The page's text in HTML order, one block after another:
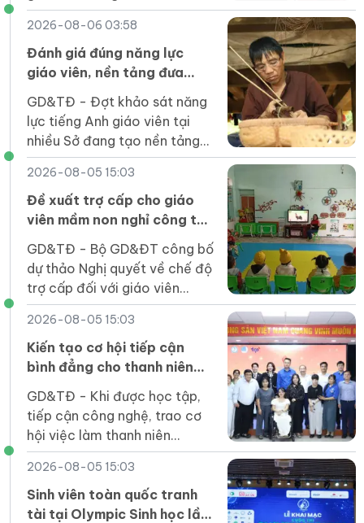
lượng dạy học.
2026-08-06 03:58
Đánh giá đúng năng lực
giáo viên, nền tảng đưa
tiếng Anh thành ngôn ngữ
thứ hai
GD&TĐ - Đợt khảo sát năng
lực tiếng Anh giáo viên tại
nhiều Sở đang tạo nền tảng
dữ liệu để xây dựng kế hoạch
bồi dưỡng hiệu quả, thực
chất.
2026-08-05 15:03
Đề xuất trợ cấp cho giáo
viên mầm non nghỉ công tác
chưa được hưởng chế độ
GD&TĐ - Bộ GD&ĐT công bố
dự thảo Nghị quyết về chế độ
trợ cấp đối với giáo viên
mầm non đã nghỉ công tác
chưa được hưởng chế độ.
2026-08-05 15:03
Kiến tạo cơ hội tiếp cận
bình đẳng cho thanh niên
khuyết tật trong kỷ nguyên
số
GD&TĐ - Khi được học tập,
tiếp cận công nghệ, trao cơ
hội việc làm thanh niên
khuyết tật hoàn toàn có thể
trở thành nguồn lực phát triển
của quốc gia.
2026-08-05 15:03
Sinh viên toàn quốc tranh
tài tại Olympic Sinh học lần